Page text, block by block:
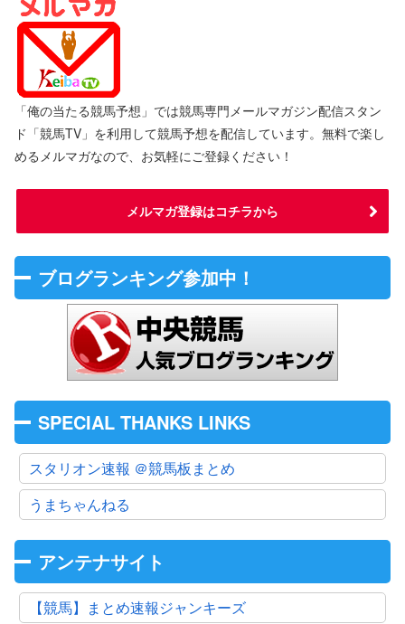
「俺の当たる競馬予想」では競馬専門メールマガジン配信スタン
ド「競馬TV」を利用して競馬予想を配信しています。無料で楽し
めるメルマガなので、お気軽にご登録ください！
メルマガ登録はコチラから
ブログランキング参加中！
SPECIAL THANKS LINKS
スタリオン速報 ＠競馬板まとめ
うまちゃんねる
アンテナサイト
【競馬】まとめ速報ジャンキーズ